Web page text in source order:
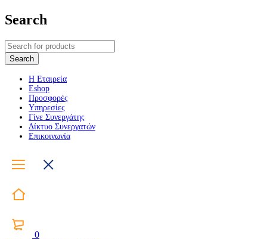
Search
Η Εταιρεία
Eshop
Προσφορές
Υπηρεσίες
Γίνε Συνεργάτης
Δίκτυο Συνεργατών
Επικοινωνία
0